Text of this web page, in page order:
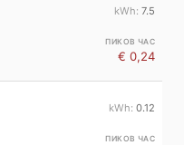
7.5
€ 0,24
0.12